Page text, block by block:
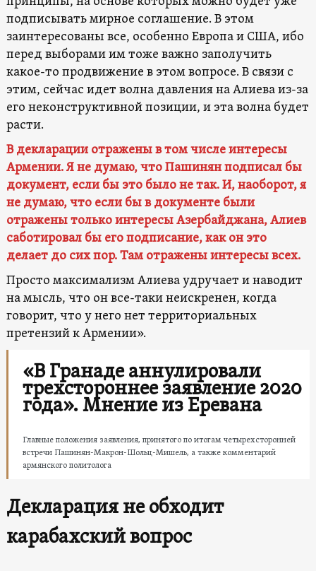
подписывать мирное соглашение. В этом
заинтересованы все, особенно Европа и США, ибо
перед выборами им тоже важно заполучить
какое-то продвижение в этом вопросе. В связи с
этим, сейчас идет волна давления на Алиева из-за
его неконструктивной позиции, и эта волна будет
расти.
В декларации отражены в том числе интересы
Армении. Я не думаю, что Пашинян подписал бы
документ, если бы это было не так. И, наоборот, я
не думаю, что если бы в документе были
отражены только интересы Азербайджана, Алиев
саботировал бы его подписание, как он это
делает до сих пор. Там отражены интересы всех.
Просто максимализм Алиева удручает и наводит
на мысль, что он все-таки неискренен, когда
говорит, что у него нет территориальных
претензий к Армении».
«В Гранаде аннулировали
трехстороннее заявление 2020
года». Мнение из Еревана
Главные положения заявления, принятого по итогам четырехсторонней
встречи Пашинян-Макрон-Шольц-Мишель, а также комментарий
армянского политолога
Декларация не обходит
карабахский вопрос